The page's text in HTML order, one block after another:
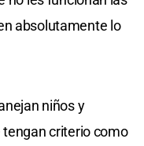
absolutamente lo
niños y
criterio como